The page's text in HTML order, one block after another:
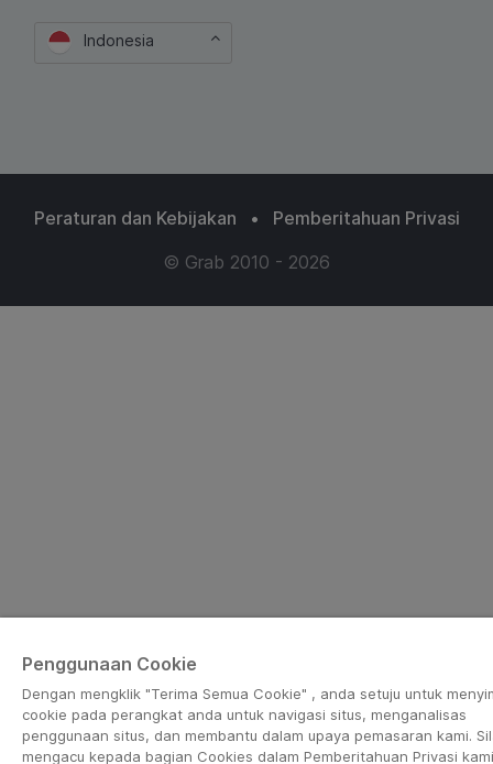
Indonesia
Peraturan dan Kebijakan •
Pemberitahuan Privasi
© Grab 2010 - 2026
Penggunaan Cookie
Dengan mengklik "Terima Semua Cookie" , anda setuju untuk
cookie pada perangkat anda untuk navigasi situs, menganalisas
penggunaan situs, dan membantu dalam upaya pemasaran kami.
mengacu kepada bagian Cookies dalam Pemberitahuan Privasi